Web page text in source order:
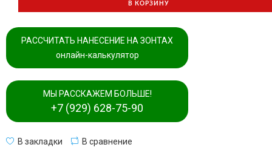
В КОРЗИНУ
РАССЧИТАТЬ НАНЕСЕНИЕ НА ЗОНТАХ
онлайн-калькулятор
МЫ РАССКАЖЕМ БОЛЬШЕ!
+7 (929) 628-75-90
В закладки В сравнение